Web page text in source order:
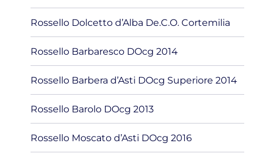
Rossello Dolcetto d’Alba De.C.O. Cortemilia
Rossello Barbaresco DOcg 2014
Rossello Barbera d’Asti DOcg Superiore 2014
Rossello Barolo DOcg 2013
Rossello Moscato d’Asti DOcg 2016